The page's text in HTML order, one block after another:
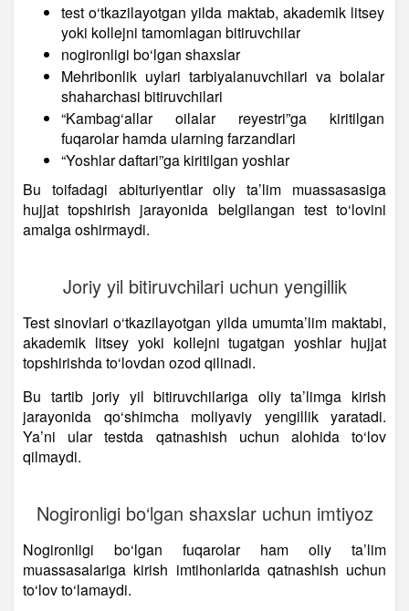
test o‘tkazilayotgan yilda maktab, akademik litsey
yoki kollejni tamomlagan bitiruvchilar
nogironligi bo‘lgan shaxslar
Mehribonlik uylari tarbiyalanuvchilari va bolalar
shaharchasi bitiruvchilari
“Kambag‘allar oilalar reyestri”ga kiritilgan
fuqarolar hamda ularning farzandlari
“Yoshlar daftari”ga kiritilgan yoshlar
Bu toifadagi abituriyentlar oliy ta’lim muassasasiga
hujjat topshirish jarayonida belgilangan test to‘lovini
amalga oshirmaydi.
Joriy yil bitiruvchilari uchun yengillik
Test sinovlari o‘tkazilayotgan yilda umumta’lim maktabi,
akademik litsey yoki kollejni tugatgan yoshlar hujjat
topshirishda to‘lovdan ozod qilinadi.
Bu tartib joriy yil bitiruvchilariga oliy ta’limga kirish
jarayonida qo‘shimcha moliyaviy yengillik yaratadi.
Ya’ni ular testda qatnashish uchun alohida to‘lov
qilmaydi.
Nogironligi bo‘lgan shaxslar uchun imtiyoz
Nogironligi bo‘lgan fuqarolar ham oliy ta’lim
muassasalariga kirish imtihonlarida qatnashish uchun
to‘lov to‘lamaydi.